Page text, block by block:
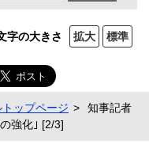
字の大きさ 拡大 標準
ップページ
知事記者
強化｣ [2/3]